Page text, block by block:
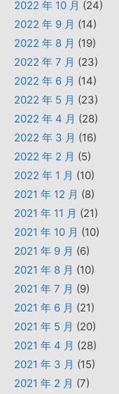
2022 年 10 月 (24)
2022 年 9 月 (14)
2022 年 8 月 (19)
2022 年 7 月 (23)
2022 年 6 月 (14)
2022 年 5 月 (23)
2022 年 4 月 (28)
2022 年 3 月 (16)
2022 年 2 月 (5)
2022 年 1 月 (10)
2021 年 12 月 (8)
2021 年 11 月 (21)
2021 年 10 月 (10)
2021 年 9 月 (6)
2021 年 8 月 (10)
2021 年 7 月 (9)
2021 年 6 月 (21)
2021 年 5 月 (20)
2021 年 4 月 (28)
2021 年 3 月 (15)
2021 年 2 月 (7)